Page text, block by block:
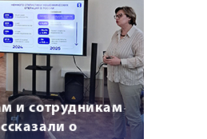
и сотрудникам
о